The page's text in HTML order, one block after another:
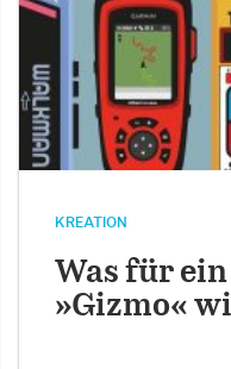
KREATION
Was für
»Gizmo«